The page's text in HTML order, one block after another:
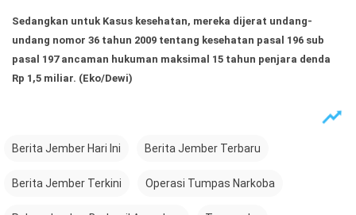
Sedangkan untuk Kasus kesehatan, mereka dijerat undang-
undang nomor 36 tahun 2009 tentang kesehatan pasal 196 sub
pasal 197 ancaman hukuman maksimal 15 tahun penjara denda
Rp 1,5 miliar. (Eko/Dewi)
Berita Jember Hari Ini Berita Jember Terbaru
Berita Jember Terkini Operasi Tumpas Narkoba